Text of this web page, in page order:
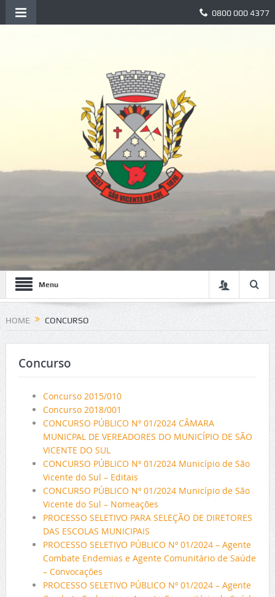
0800 000 4377
Menu
HOME CONCURSO
Concurso
Concurso 2015/010
Concurso 2018/001
CONCURSO PÚBLICO Nº 01/2024 CÂMARA
MUNICPAL DE VEREADORES DO MUNICÍPIO DE SÃO
VICENTE DO SUL
CONCURSO PÚBLICO Nº 01/2024 Município de São
Vicente do Sul – Editais
CONCURSO PÚBLICO Nº 01/2024 Município de São
Vicente do Sul – Nomeações
PROCESSO SELETIVO PARA SELEÇÃO DE DIRETORES
DAS ESCOLAS MUNICIPAIS
PROCESSO SELETIVO PÚBLICO Nº 01/2024 – Agente
Combate Endemias e Agente Comunitário de Saúde
– Convocações
PROCESSO SELETIVO PÚBLICO Nº 01/2024 – Agente